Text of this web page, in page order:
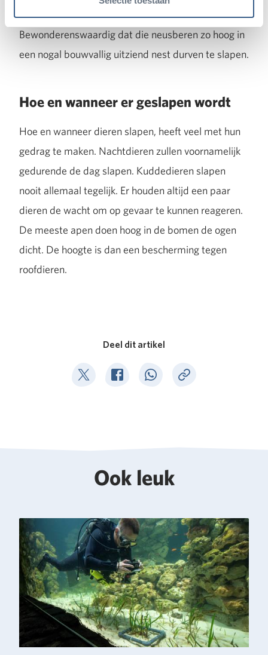
bouwmateriaal gebruikt. Houd het in de gaten!
Bewonderenswaardig dat die neusberen zo hoog in
een nogal bouwvallig uitziend nest durven te slapen.
Hoe en wanneer er geslapen wordt
Hoe en wanneer dieren slapen, heeft veel met hun
gedrag te maken. Nachtdieren zullen voornamelijk
gedurende de dag slapen. Kuddedieren slapen
nooit allemaal tegelijk. Er houden altijd een paar
dieren de wacht om op gevaar te kunnen reageren.
De meeste apen doen hoog in de bomen de ogen
dicht. De hoogte is dan een bescherming tegen
roofdieren.
Deel dit artikel
Deel op TwitterDeel op Facebook
Deel op WhatsApp
Kopieer link
Ook leuk